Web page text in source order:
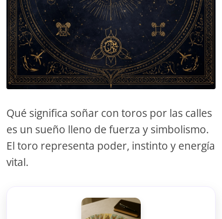
Qué significa soñar con toros por las calles
es un sueño lleno de fuerza y simbolismo.
El toro representa poder, instinto y energía
vital.